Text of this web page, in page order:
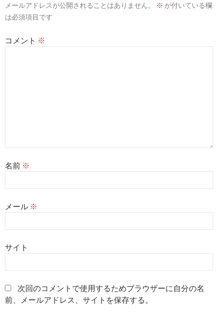
メールアドレスが公開されることはありません。 ※ が付いている欄
は必須項目です
コメント ※
名前 ※
メール ※
サイト
次回のコメントで使用するためブラウザーに自分の名
前、メールアドレス、サイトを保存する。